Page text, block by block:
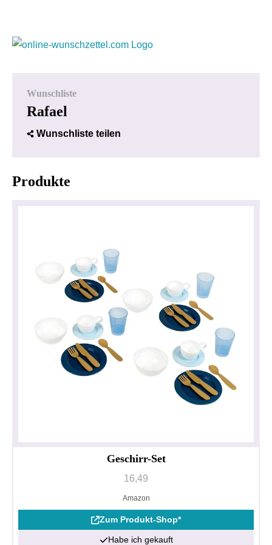
Wunschliste
Rafael
Wunschliste teilen
Produkte
Geschirr-Set
16,49
Amazon
Zum Produkt-Shop*
Habe ich gekauftDatenschutzerklärung